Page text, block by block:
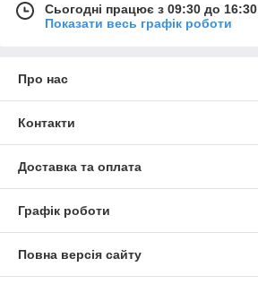
Сьогодні працює з 09:30 до 16:30
Показати весь графік роботи
Про нас
Контакти
Доставка та оплата
Графік роботи
Повна версія сайту